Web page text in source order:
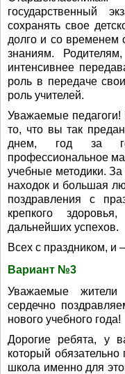
государственный
сохранять свое
долго и со временем
знаниям.
интенсивнее
роль в передаче
роль учителей.
Уважаемые
то, что вы так
днем, год за
профессиональное
учебные методики. За
находок и большая
поздравления с
крепкого
дальнейших успехов.
Всех с праздником, и
Вариант №3
Уважаемые жители
сердечно
нового учебного года!
Дорогие ребята, у
который
школа именно для